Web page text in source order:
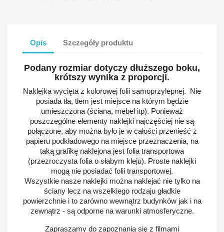
Opis Szczegóły produktu
Podany rozmiar dotyczy dłuższego boku,
krótszy wynika z proporcji.
Naklejka wycięta z kolorowej folii samoprzylepnej. Nie
posiada tła, tłem jest miejsce na którym będzie
umieszczona (ściana, mebel itp). Ponieważ
poszczególne elementy naklejki najczęściej nie są
połączone, aby można było je w całości przenieść z
papieru podkładowego na miejsce przeznaczenia, na
taką grafikę naklejona jest folia transportowa
(przezroczysta folia o słabym kleju). Proste naklejki
mogą nie posiadać folii transportowej.
Wszystkie nasze naklejki można naklejać nie tylko na
ściany lecz na wszelkiego rodzaju gładkie
powierzchnie i to zarówno wewnątrz budynków jak i na
zewnątrz - są odporne na warunki atmosferyczne.
Zapraszamy do zapoznania się z filmami